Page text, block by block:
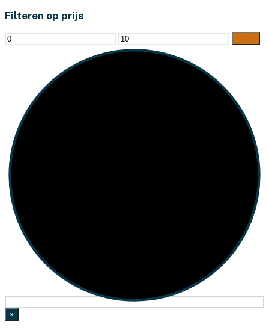
Filteren op prijs
Min.
prijs
Max.
prijs
×